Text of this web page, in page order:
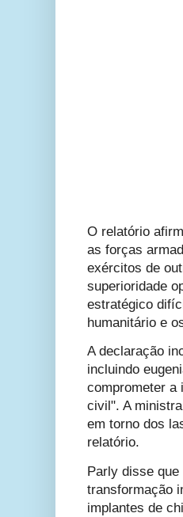
O relatório
as forças
exércitos de
superioridade
estratégico
humanitário e
A declaração
incluindo
comprometer a
civil". A
em torno dos
relatório.
Parly disse
transformação
implantes de